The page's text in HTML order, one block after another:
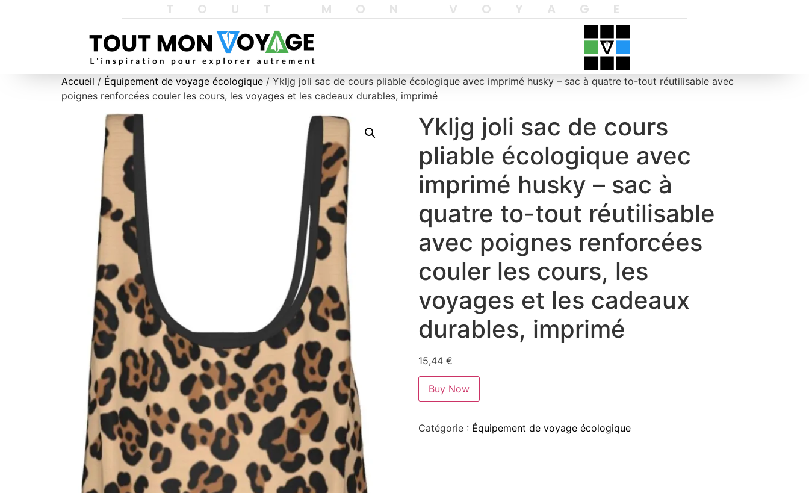
TOUT MON VOYAGE
Accueil / Équipement de voyage écologique / Ykljg joli sac de cours pliable écologique avec imprimé husky – sac à quatre to-tout réutilisable avec
poignes renforcées couler les cours, les voyages et les cadeaux durables, imprimé
Ykljg joli sac de cours
pliable écologique avec
imprimé husky – sac à
quatre to-tout réutilisable
avec poignes renforcées
couler les cours, les
voyages et les cadeaux
durables, imprimé
15,44 €
Buy Now
Catégorie : Équipement de voyage écologique